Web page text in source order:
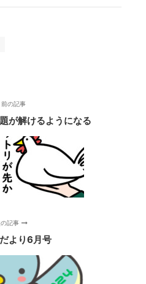
前の記事
が解けるようになる
記事
より6月号